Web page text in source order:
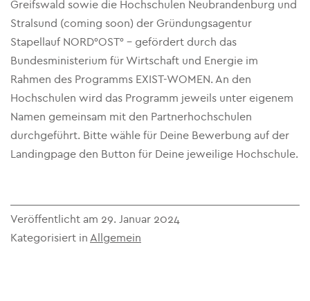
Greifswald sowie die Hochschulen Neubrandenburg und
Stralsund (coming soon) der Gründungsagentur
Stapellauf NORD°OST° – gefördert durch das
Bundesministerium für Wirtschaft und Energie im
Rahmen des Programms EXIST-WOMEN. An den
Hochschulen wird das Programm jeweils unter eigenem
Namen gemeinsam mit den Partnerhochschulen
durchgeführt. Bitte wähle für Deine Bewerbung auf der
Landingpage den Button für Deine jeweilige Hochschule.
Veröffentlicht am 29. Januar 2024
Kategorisiert in Allgemein